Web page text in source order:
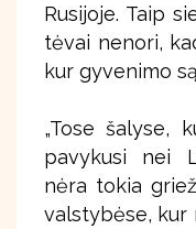
Rusijoje. Taip
tėvai nenori,
kur gyvenimo
„Tose šalyse,
pavykusi nei
nėra tokia
valstybėse, kur